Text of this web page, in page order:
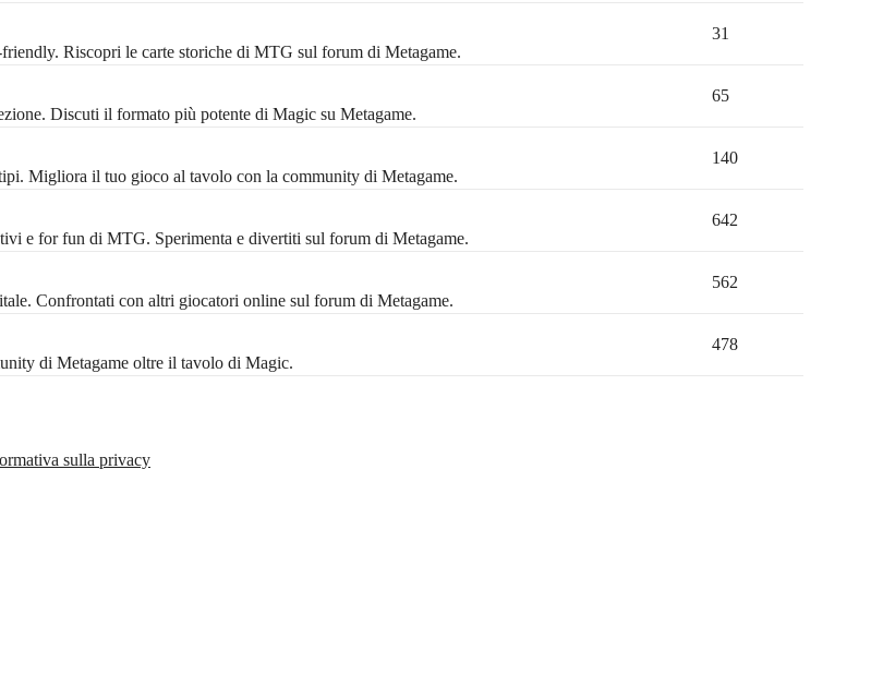
Riscopri le carte storiche di MTG sul forum di Metagame.
31
Discuti il formato più potente di Magic su Metagame.
65
Migliora il tuo gioco al tavolo con la community di Metagame.
140
e for fun di MTG. Sperimenta e divertiti sul forum di Metagame.
642
Confrontati con altri giocatori online sul forum di Metagame.
562
di Metagame oltre il tavolo di Magic.
478
sulla privacy